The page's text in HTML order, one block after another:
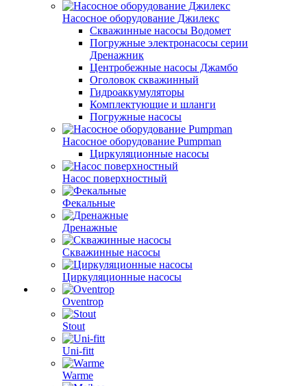
Насосное оборудование Джилекс
Скважинные насосы Водомет
Погружные электронасосы серии
Дренажник
Центробежные насосы Джамбо
Оголовок скважинный
Гидроаккумуляторы
Комплектующие и шланги
Погружные насосы
Насосное оборудование Pumpman
Циркуляционные насосы
Насос поверхностный
Фекальные
Дренажные
Скважинные насосы
Циркуляционные насосы
Oventrop
Stout
Uni-fitt
Warme